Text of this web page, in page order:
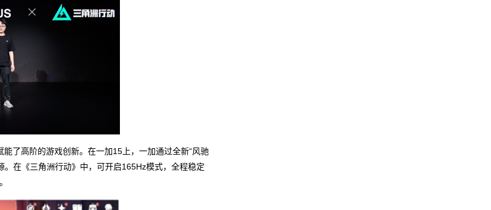
了高阶的游戏创新。在一加15上，一加通过全新“风驰
在《三角洲行动》中，可开启165Hz模式，全程稳定